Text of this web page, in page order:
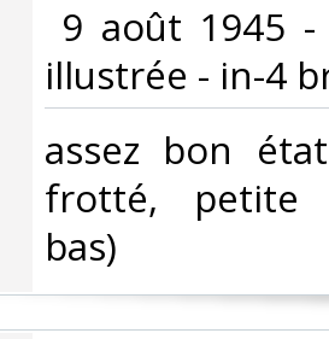
9 août 1945
illustrée - in-4
‎assez bon
frotté, petite
bas) ‎